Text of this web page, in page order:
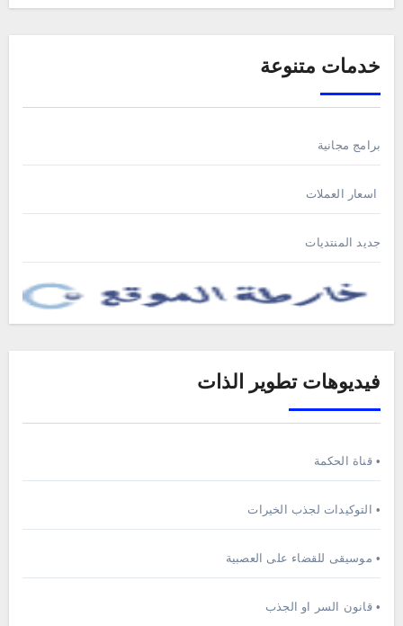
خدمات متنوعة
برامج مجانية
اسعار العملات
جديد المنتديات
فيديوهات تطوير الذات
• قناة الحكمة
• التوكيدات لجذب الخيرات
• موسيقى للقضاء على العصبية
• قانون السر او الجذب